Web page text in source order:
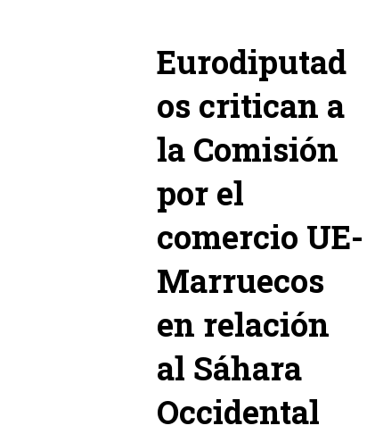
Eurodiputad
os critican a
la Comisión
por el
comercio UE-
Marruecos
en relación
al Sáhara
Occidental